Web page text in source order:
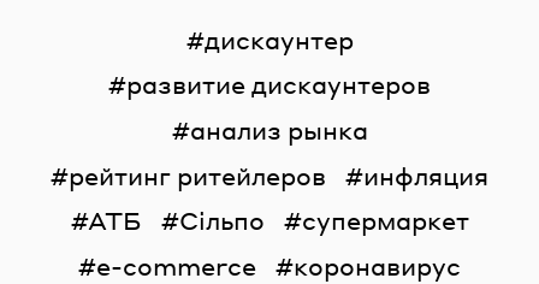
дискаунтер
развитие дискаунтеров
анализ рынка
рейтинг ритейлеров
инфляция
АТБ
Сільпо
супермаркет
e-commerce
коронавирус